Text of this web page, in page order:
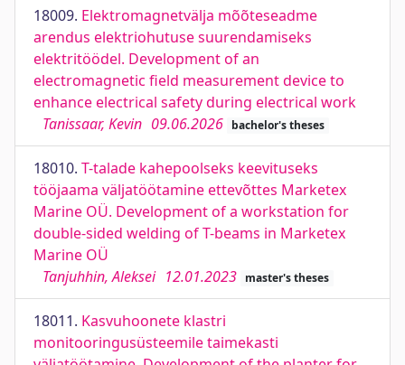
18009. Elektromagnetvälja mõõteseadme
arendus elektriohutuse suurendamiseks
elektritöödel. Development of an
electromagnetic field measurement device to
enhance electrical safety during electrical work
Tanissaar, Kevin 09.06.2026 bachelor's theses
18010. T-talade kahepoolseks keevituseks
tööjaama väljatöötamine ettevõttes Marketex
Marine OÜ. Development of a workstation for
double-sided welding of T-beams in Marketex
Marine OÜ
Tanjuhhin, Aleksei 12.01.2023 master's theses
18011. Kasvuhoonete klastri
monitooringusüsteemile taimekasti